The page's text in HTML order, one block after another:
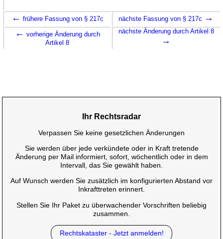
← frühere Fassung von § 217c nächste Fassung von § 217c →
← vorherige Änderung durch
Artikel 8
nächste Änderung durch Artikel 8
→
Ihr Rechtsradar
Verpassen Sie keine gesetzlichen Änderungen
Sie werden über jede verkündete oder in Kraft tretende
Änderung per Mail informiert, sofort, wöchentlich oder in dem
Intervall, das Sie gewählt haben.
Auf Wunsch werden Sie zusätzlich im konfigurierten Abstand vor
Inkrafttreten erinnert.
Stellen Sie Ihr Paket zu überwachender Vorschriften beliebig
zusammen.
Rechtskataster - Jetzt anmelden!